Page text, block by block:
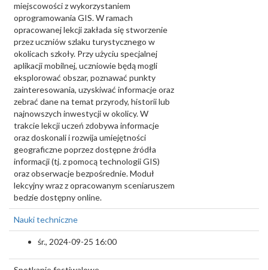
miejscowości z wykorzystaniem
oprogramowania GIS. W ramach
opracowanej lekcji zakłada się stworzenie
przez uczniów szlaku turystycznego w
okolicach szkoły. Przy użyciu specjalnej
aplikacji mobilnej, uczniowie będą mogli
eksplorować obszar, poznawać punkty
zainteresowania, uzyskiwać informacje oraz
zebrać dane na temat przyrody, historii lub
najnowszych inwestycji w okolicy. W
trakcie lekcji uczeń zdobywa informacje
oraz doskonali i rozwija umiejętności
geograficzne poprzez dostępne źródła
informacji (tj. z pomocą technologii GIS)
oraz obserwacje bezpośrednie. Moduł
lekcyjny wraz z opracowanym sceniaruszem
bedzie dostępny online.
Nauki techniczne
śr., 2024-09-25 16:00